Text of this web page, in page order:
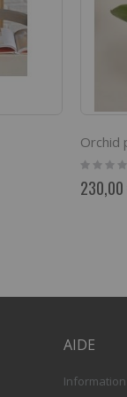
Orchid
Rating:
0%
AIDE